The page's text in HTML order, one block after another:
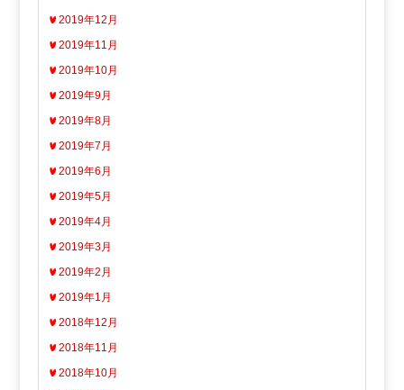
2019年12月
2019年11月
2019年10月
2019年9月
2019年8月
2019年7月
2019年6月
2019年5月
2019年4月
2019年3月
2019年2月
2019年1月
2018年12月
2018年11月
2018年10月